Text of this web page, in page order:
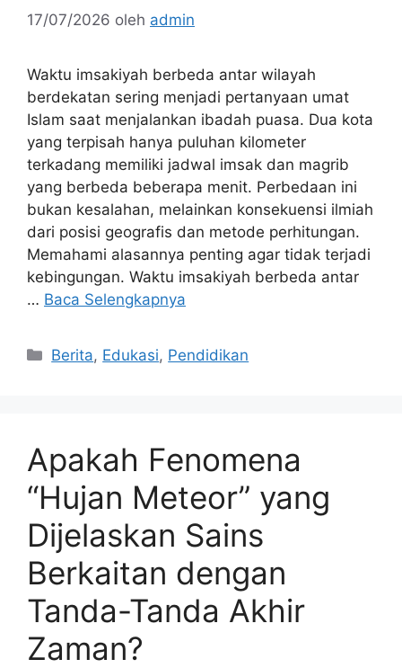
17/07/2026 oleh admin
Waktu imsakiyah berbeda antar wilayah
berdekatan sering menjadi pertanyaan umat
Islam saat menjalankan ibadah puasa. Dua kota
yang terpisah hanya puluhan kilometer
terkadang memiliki jadwal imsak dan magrib
yang berbeda beberapa menit. Perbedaan ini
bukan kesalahan, melainkan konsekuensi ilmiah
dari posisi geografis dan metode perhitungan.
Memahami alasannya penting agar tidak terjadi
kebingungan. Waktu imsakiyah berbeda antar
… Baca Selengkapnya
Kategori
Berita, Edukasi, Pendidikan
Apakah Fenomena
“Hujan Meteor” yang
Dijelaskan Sains
Berkaitan dengan
Tanda-Tanda Akhir
Zaman?